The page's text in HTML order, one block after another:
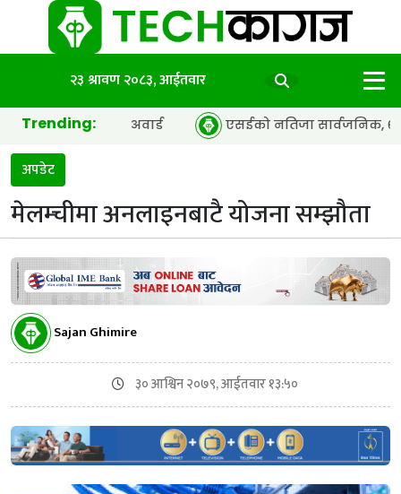
२३ श्रावण २०८३, आईतवार
Trending:
द इयर’ अवार्ड एसईको नतिजा सार्वजनिक, ६५.९८ प्रतिशत
अपडेट
मेलम्चीमा अनलाइनबाटै योजना सम्झौता
Sajan Ghimire
३० आश्विन २०७९, आईतवार १३:५०